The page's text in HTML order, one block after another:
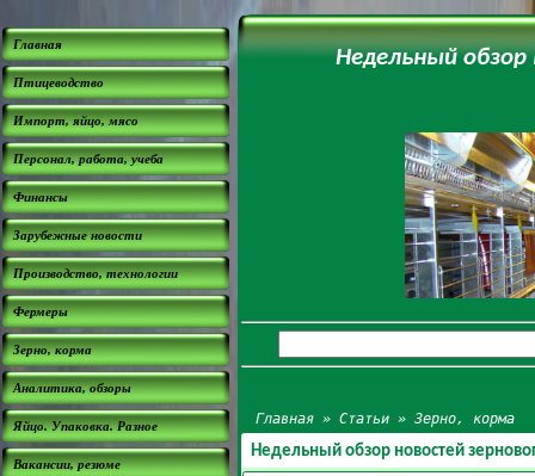
Главная
Птицеводство
Импорт, яйцо, мясо
Персонал, работа, учеба
Финансы
Зарубежные новости
Производство, технологии
Фермеры
Зерно, корма
Аналитика, обзоры
Яйцо. Упаковка. Разное
Вакансии, резюме
Недельный обзор
Главная »Статьи »Зерно, корма
Недельный обзор новостей